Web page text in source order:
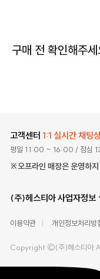
구매 전 확인해주
고객센터 1:1 실시간 채팅
평일 11:00 ~ 16:00 / 점심
※오프라인 매장은 운영하
(주)헤스티아 사업자정보
이용약관 개인정보처리방
Copyright ©(주)헤스티아